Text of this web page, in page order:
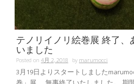
テノリイノリ絵巻展 終了、
いました
Posted on 4月 2, 2018 bymarumocci
3月19日よりスタートしました